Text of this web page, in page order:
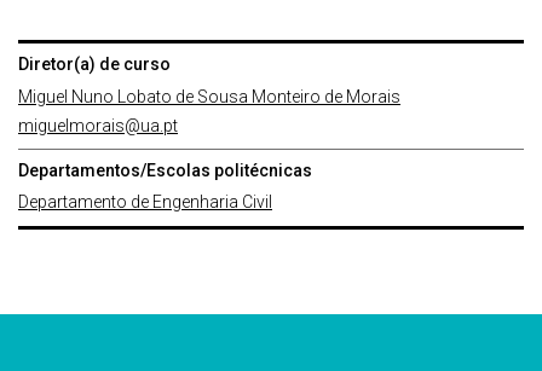
Diretor(a) de curso
Miguel Nuno Lobato de Sousa Monteiro de Morais
miguelmorais@ua.pt
Departamentos/Escolas politécnicas
Departamento de Engenharia Civil